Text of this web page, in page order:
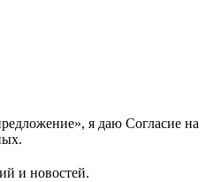
я даю Согласие на
и новостей.